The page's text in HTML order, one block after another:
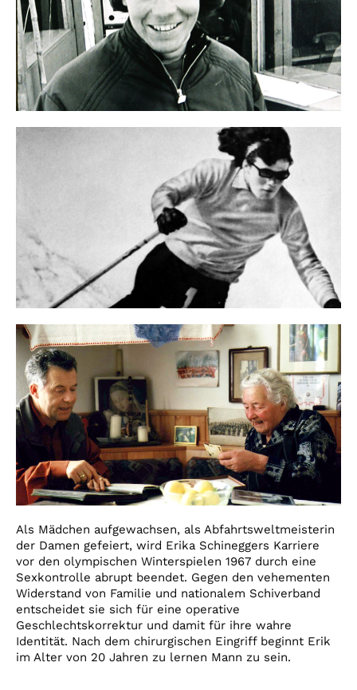
Als Mädchen aufgewachsen, als Abfahrtsweltmeisterin
der Damen gefeiert, wird Erika Schineggers Karriere
vor den olympischen Winterspielen 1967 durch eine
Sexkontrolle abrupt beendet. Gegen den vehementen
Widerstand von Familie und nationalem Schiverband
entscheidet sie sich für eine operative
Geschlechtskorrektur und damit für ihre wahre
Identität. Nach dem chirurgischen Eingriff beginnt Erik
im Alter von 20 Jahren zu lernen Mann zu sein.